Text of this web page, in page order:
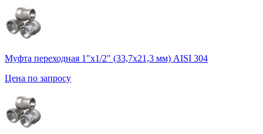
Муфта переходная 1"х1/2" (33,7х21,3 мм) AISI 304
Цена по запросу